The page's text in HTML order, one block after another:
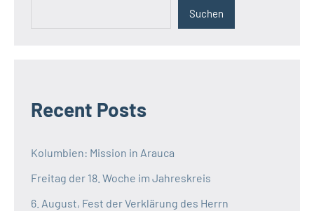
Suchen
Recent Posts
Kolumbien: Mission in Arauca
Freitag der 18. Woche im Jahreskreis
6. August, Fest der Verklärung des Herrn